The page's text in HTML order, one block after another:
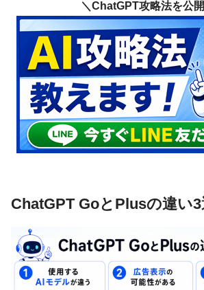
＼ChatGPT攻略法を公
ChatGPT GoとPlusの違い